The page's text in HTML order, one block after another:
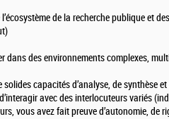
de la recherche publique et
dans des environnements complexes,
solides capacités d’analyse, de synthèse
avec des interlocuteurs variés
vous avez fait preuve d’autonomie, de